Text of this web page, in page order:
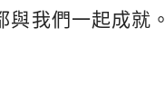
與我們一起成就。